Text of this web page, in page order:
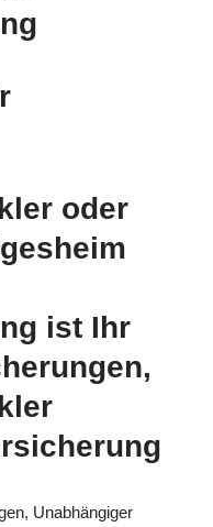
oder
ist Ihr
Unabhängiger